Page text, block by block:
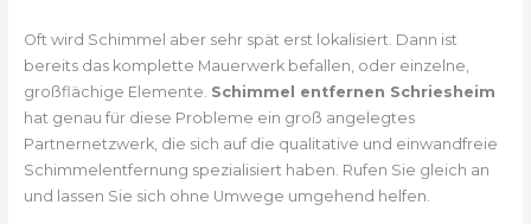
Oft wird Schimmel aber sehr spät erst lokalisiert. Dann ist
bereits das komplette Mauerwerk befallen, oder einzelne,
großflächige Elemente. Schimmel entfernen Schriesheim
hat genau für diese Probleme ein groß angelegtes
Partnernetzwerk, die sich auf die qualitative und einwandfreie
Schimmelentfernung spezialisiert haben. Rufen Sie gleich an
und lassen Sie sich ohne Umwege umgehend helfen.